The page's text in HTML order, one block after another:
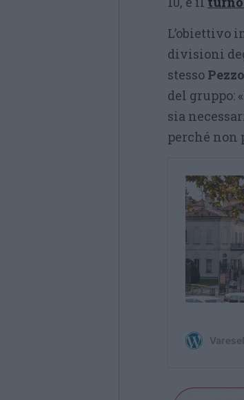
L’obiettivo
divisioni
stesso
del gruppo:
sia
perché non